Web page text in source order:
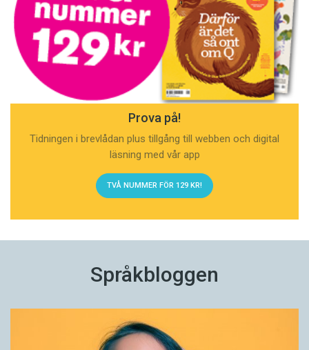
Prova på!
Tidningen i brevlådan plus tillgång till webben och digital
läsning med vår app
TVÅ NUMMER FÖR 129 KR!
Språkbloggen